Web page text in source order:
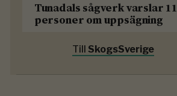
Tunadals sågverk varslar 11
personer om uppsägning
Till SkogsSverige